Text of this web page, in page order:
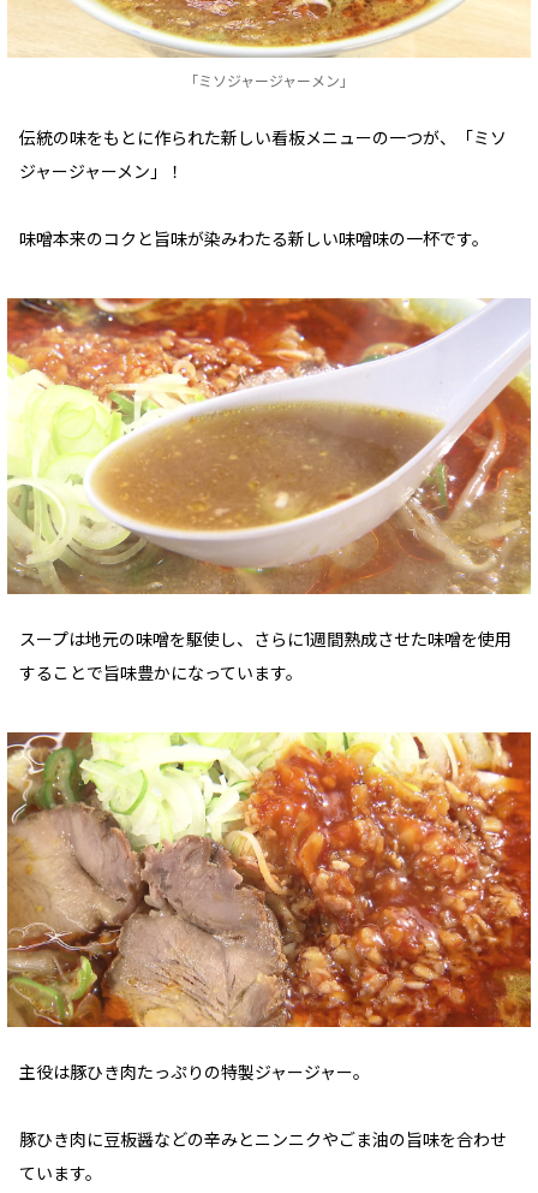
「ミソジャージャーメン」
伝統の味をもとに作られた新しい看板メニューの一つが、「ミソ
ジャージャーメン」！
味噌本来のコクと旨味が染みわたる新しい味噌味の一杯です。
スープは地元の味噌を駆使し、さらに1週間熟成させた味噌を使用
することで旨味豊かになっています。
主役は豚ひき肉たっぷりの特製ジャージャー。
豚ひき肉に豆板醤などの辛みとニンニクやごま油の旨味を合わせ
ています。